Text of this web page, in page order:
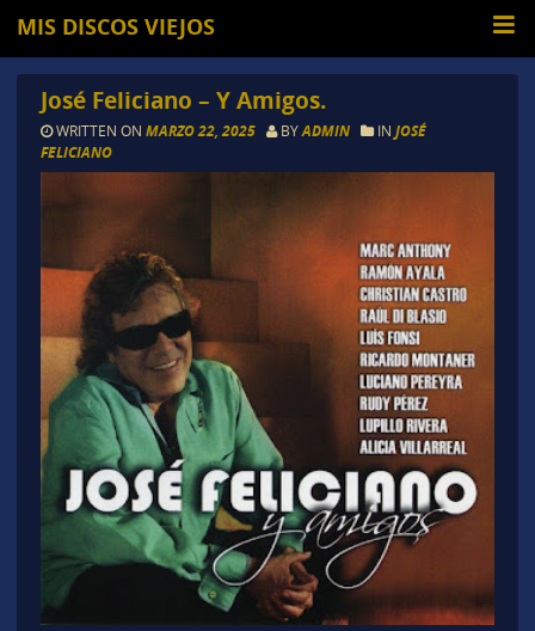
MIS DISCOS VIEJOS
José Feliciano – Y Amigos.
WRITTEN ON MARZO 22, 2025 BYADMIN IN JOSÉ
FELICIANO